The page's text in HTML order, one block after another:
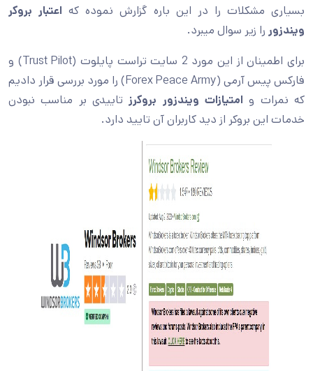
بسیاری مشکلات را در این باره گزارش نموده که اعتبار بروکر
ویندزور را زیر سوال میبرد.
برای اطمینان از این مورد 2 سایت تراست پایلوت (Trust Pilot) و
فارکس پیس آرمی (Forex Peace Army) را مورد بررسی قرار دادیم
که نمرات و امتیازات ویندزور بروکرزتاییدی بر مناسب نبودن
خدمات این بروکر از دید کاربران آن تایید دارد.